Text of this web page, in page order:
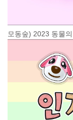
모동숲) 2023 동물